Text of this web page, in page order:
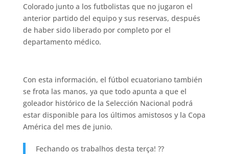
Colorado junto a los futbolistas que no jugaron el
anterior partido del equipo y sus reservas, después
de haber sido liberado por completo por el
departamento médico.
Con esta información, el fútbol ecuatoriano también
se frota las manos, ya que todo apunta a que el
goleador histórico de la Selección Nacional podrá
estar disponible para los últimos amistosos y la Copa
América del mes de junio.
Fechando os trabalhos desta terça! ??